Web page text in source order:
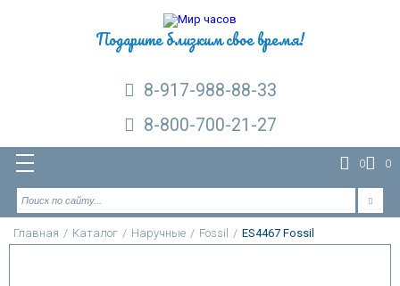
Подарите близким свое время!
8-917-988-88-33
8-800-700-21-27
0 0
Главная / Каталог / Наручные / Fossil / ES4467 Fossil